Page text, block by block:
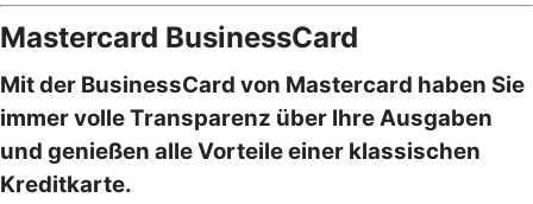
Mastercard BusinessCard
Mit der BusinessCard von Mastercard haben Sie
immer volle Transparenz über Ihre Ausgaben
und genießen alle Vorteile einer klassischen
Kreditkarte.